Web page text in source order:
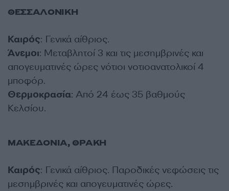
ΘΕΣΣΑΛΟΝΙΚΗ
Καιρός: Γενικά αίθριος.
Άνεμοι: Μεταβλητοί 3 και τις μεσημβρινές και
απογευματινές ώρες νότιοι νοτιοανατολικοί 4
μποφόρ.
Θερμοκρασία: Από 24 έως 35 βαθμούς
Κελσίου.
ΜΑΚΕΔΟΝΙΑ, ΘΡΑΚΗ
Καιρός: Γενικά αίθριος. Παροδικές νεφώσεις τις
μεσημβρινές και απογευματινές ώρες.